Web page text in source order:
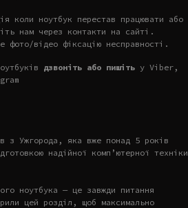
коли ноутбук перестав працювати або
нам через контакти на сайті.
фото/відео фіксацію несправності.
дзвоніть або пишіть у Viber,
з Ужгорода, яка вже понад 5 років
надійної комп’ютерної техніки
ноутбука — це завжди питання
цей розділ, щоб максимально